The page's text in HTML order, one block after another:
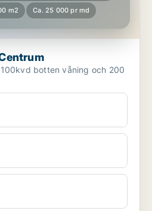
m2 Ca. 25 000 pr md
botten våning och 200